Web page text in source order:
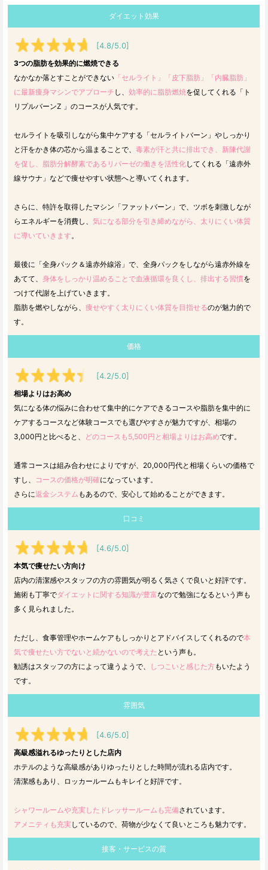
ダイエット効果
[4.8/5.0]
3つの脂肪を効果的に燃焼できる
なかなか落とすことができない 「セルライト」「皮下脂肪」「内臓脂肪」
に最新痩身マシンでアプローチ し、 効率的に脂肪燃焼を促してくれる「ト
リプルバーンZ 」のコースが人気です。
セルライトを吸引しながら集中ケアする「セルライトバーン」やしっかり
と汗をかき体の芯から温まることで、 毒素が汗と共に排出でき、新陳代謝
を促し、脂肪分解酵素であるリパーゼの働きを活性化してくれる「遠赤外
線サウナ」などで痩せやすい状態へと導いてくれます。
さらに、特許を取得したマシン「ファットバーン」で、ツボを刺激しなが
らエネルギーを消費し、 気になる部分を引き締めながら、太りにくい体質
に導いていきます 。
最後に「全身パック＆遠赤外線浴」で、全身パックをしながら遠赤外線を
あてて、 身体をしっかり温めることで血液循環を良くし、排出する習慣を
つけて代謝を上げていきます。
脂肪を燃やしながら、 痩せやすく太りにくい体質を目指せるのが魅力的で
す。
価格
[4.2/5.0]
相場よりはお高め
気になる体の悩みに合わせて集中的にケアできるコースや脂肪を集中的に
ケアするコースなど体験コースでも選びやすさが魅力ですが、相場の
3,000円と比べると、
どのコースも5,500円と相場よりはお高めです。
通常コースは組み合わせによりですが、20,000円代と相場くらいの価格で
すし、
コースの価格が明確になっています。
さらに返金システム もあるので、安心して始めることができます。
口コミ
[4.6/5.0]
本気で痩せたい方向け
店内の清潔感やスタッフの方の雰囲気が明るく気さくで良いと好評です。
施術も丁寧でダイエットに関する知識が豊富なので勉強になるという声も
多く見られました。
ただし、食事管理やホームケアもしっかりとアドバイスしてくれるので本
気で痩せたい方でないと続かないので考えた という声も。
勧誘はスタッフの方によって違うようで、
しつこいと感じた方もいたよう
です。
雰囲気
[4.6/5.0]
高級感溢れるゆったりとした店内
ホテルのような高級感がありゆったりとした時間が流れる店内です。
清潔感もあり、ロッカールームもキレイと好評です。
シャワールームや充実したドレッサールームも完備されています。
アメニティも充実しているので、荷物が少なくて良いところも魅力です。
接客・サービスの質